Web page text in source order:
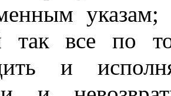
так все по
и